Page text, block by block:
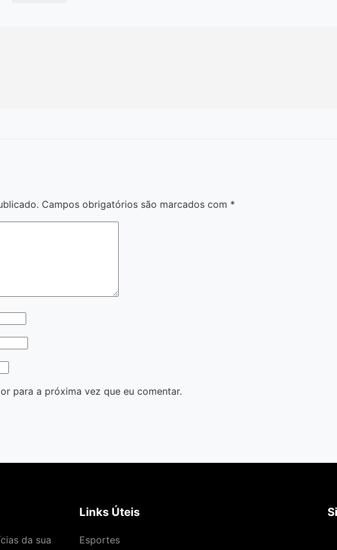
Campos obrigatórios são marcados com *
para a próxima vez que eu comentar.
da sua
Links Úteis
Esportes